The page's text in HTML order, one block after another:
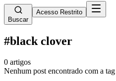
Buscar
Acesso Restrito
#black clover
0 artigos
Nenhum post encontrado com a tag